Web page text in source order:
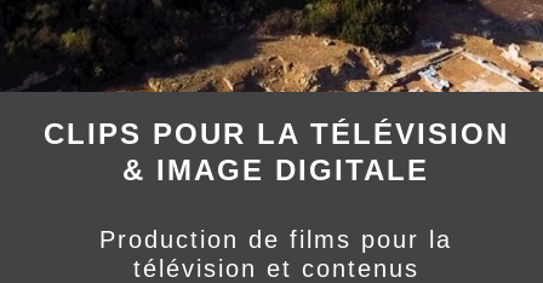
CLIPS POUR LA TÉLÉVISION
& IMAGE DIGITALE
Production de films pour la
télévision et contenus